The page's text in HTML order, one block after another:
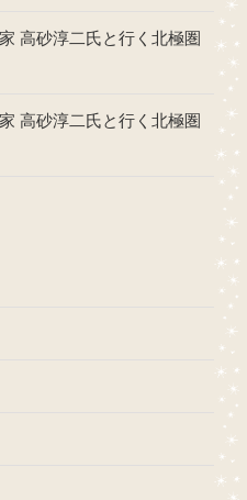
高砂淳二氏と行く北極圏
高砂淳二氏と行く北極圏